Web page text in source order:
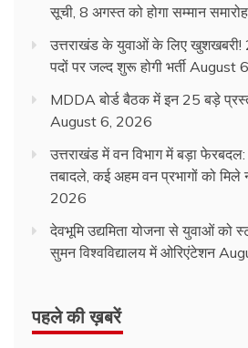
सूची, 8 अगस्त को होगा सम्मान समारोह
उत्तराखंड के युवाओं के लिए खुशखबरी!
पदों पर जल्द शुरू होगी भर्ती August
MDDA बोर्ड बैठक में इन 25 बड़े
August 6, 2026
उत्तराखंड में वन विभाग में बड़ा
तबादले, कई अहम वन प्रभागों को मिले
2026
देवभूमि उद्यमिता योजना से युवाओं को
सुमन विश्वविद्यालय में ओरिएंटेशन
पहले की ख़बरें